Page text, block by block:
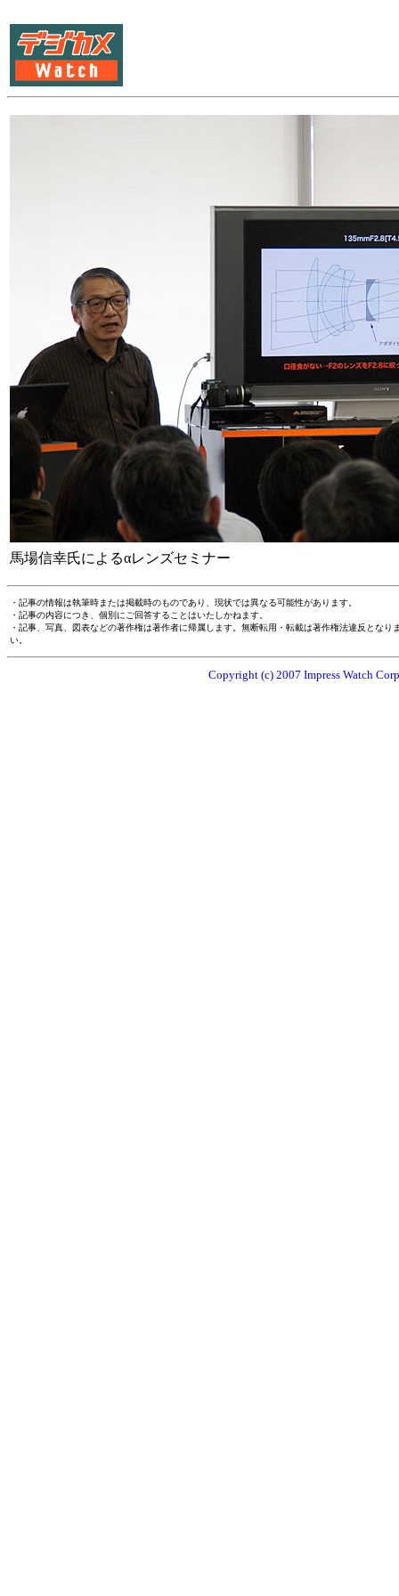
馬場信幸氏によるαレンズセミナー
・記事の情報は執筆時または掲載時のものであり、現状では異なる可能性があります。
・記事の内容につき、個別にご回答することはいたしかねます。
・記事、写真、図表などの著作権は著作者に帰属します。無断転用・転載は著作権法違反とな
い。
Copyright (c) 2007 Impress Watch